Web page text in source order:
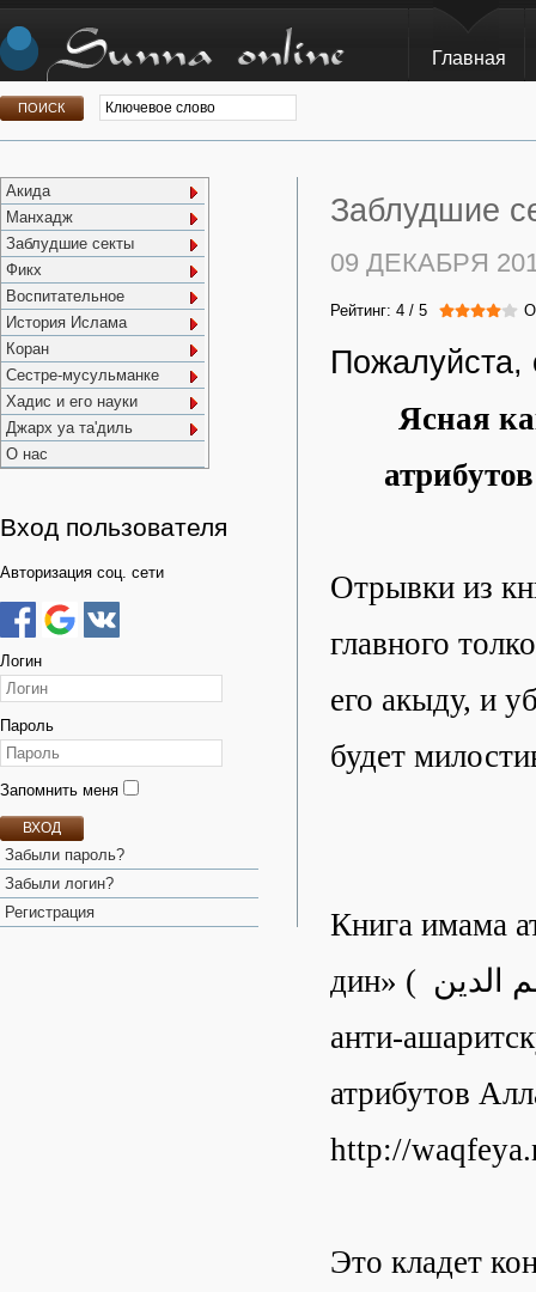
Главная
Акида
Манхадж
Заблудшие секты
Фикх
Воспитательное
История Ислама
Коран
Сестре-мусульманке
Хадис и его науки
Джарх уа та'диль
О нас
Вход пользователя
Авторизация соц. сети
Логин
Пароль
Запомнить меня
ВХОД
Забыли пароль?
Забыли логин?
Регистрация
Заблудшие
09 ДЕКАБРЯ
Рейтинг: 4 / 5
Пожалуйста,
Ясная
Отрывки из
главного
его акыду, и
будет
Книга имама
дин» ( التبصير في معالم الدين ) является кладом, раскрывающим его
анти-
атрибутов
http://
Это кладет